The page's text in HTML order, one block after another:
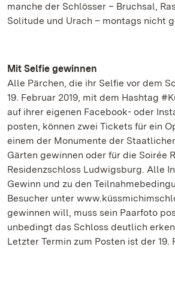
manche der Schlösser – Bruchsal,
Solitude und Urach – montags nicht
Mit Selfie gewinnen
Alle Pärchen, die ihr Selfie vor dem
19. Februar 2019, mit dem Hashtag
auf ihrer eigenen Facebook- oder
posten, können zwei Tickets für ein
einem der Monumente der
Gärten gewinnen oder für die Soirée
Residenzschloss Ludwigsburg. Alle
Gewinn und zu den
Besucher unter
gewinnen will, muss sein Paarfoto
unbedingt das Schloss deutlich
Letzter Termin zum Posten ist der 19.